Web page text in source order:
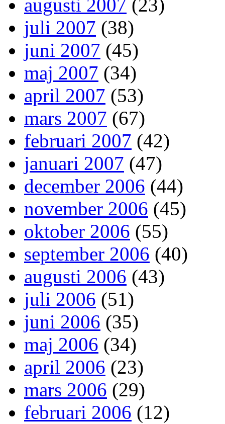
augusti 2007 (23)
juli 2007 (38)
juni 2007 (45)
maj 2007 (34)
april 2007 (53)
mars 2007 (67)
februari 2007 (42)
januari 2007 (47)
december 2006 (44)
november 2006 (45)
oktober 2006 (55)
september 2006 (40)
augusti 2006 (43)
juli 2006 (51)
juni 2006 (35)
maj 2006 (34)
april 2006 (23)
mars 2006 (29)
februari 2006 (12)